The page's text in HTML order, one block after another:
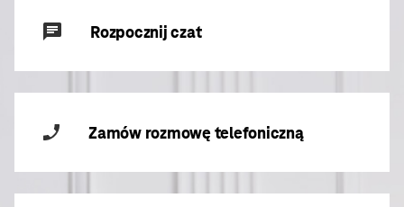
Rozpocznij czat
Zamów rozmowę telefoniczną